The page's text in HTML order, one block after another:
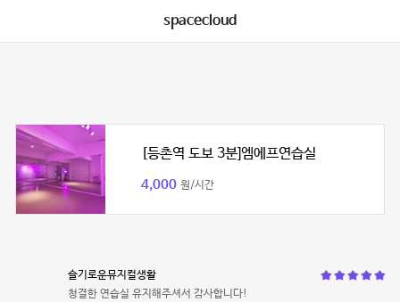
spacecloud
[등촌역 도보 3분]엠에프연습실
4,000 원/시간
슬기로운뮤지컬생활
청결한 연습실 유지해주셔서 감사합니다!